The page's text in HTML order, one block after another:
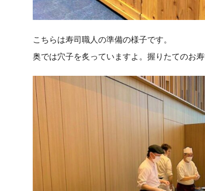
こちらは寿司職人の準備の様子です。
奥では穴子を炙っていますよ。握りたてのお